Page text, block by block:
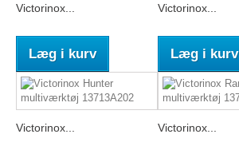
Victorinox...
Læg i kurv
Victorinox...
Læg i kurv
Victorinox... Victorinox...